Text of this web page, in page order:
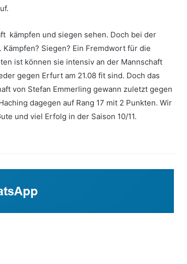
kämpfen und siegen sehen. Doch bei der
Siegen? Ein Fremdwort für die
ist können sie intensiv an der Mannschaft
gegen Erfurt am 21.08 fit sind. Doch das
von Stefan Emmerling gewann zuletzt gegen
dagegen auf Rang 17 mit 2 Punkten. Wir
und viel Erfolg in der Saison 10/11.